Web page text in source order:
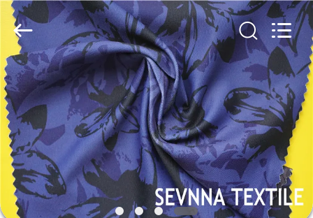
বাড়ি
পণ্য
VR
প্রদর্শন
2026
SEVNNA
TEXTILE.
Rights
Reserved.